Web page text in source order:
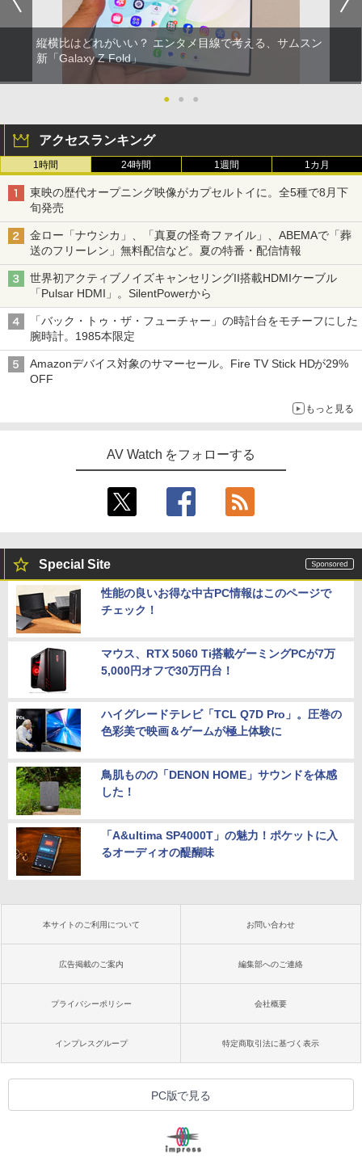
縦横比はどれがいい？ エンタメ目線で考える、サムスン
新「Galaxy Z Fold」
● ● ●
アクセスランキング
1時間 24時間 1週間 1カ月
東映の歴代オープニング映像がカプセルトイに。全5種で8月下
旬発売
金ロー「ナウシカ」、「真夏の怪奇ファイル」、ABEMAで「葬
送のフリーレン」無料配信など。夏の特番・配信情報
世界初アクティブノイズキャンセリングII搭載HDMIケーブル
「Pulsar HDMI」。SilentPowerから
「バック・トゥ・ザ・フューチャー」の時計台をモチーフにした
腕時計。1985本限定
Amazonデバイス対象のサマーセール。Fire TV Stick HDが29%
OFF
もっと見る
AV Watch をフォローする
Special Site
性能の良いお得な中古PC情報はこのページで
チェック！
マウス、RTX 5060 Ti搭載ゲーミングPCが7万
5,000円オフで30万円台！
ハイグレードテレビ「TCL Q7D Pro」。圧巻の
色彩美で映画＆ゲームが極上体験に
鳥肌ものの「DENON HOME」サウンドを体感
した！
「A&ultima SP4000T」の魅力！ポケットに入
るオーディオの醍醐味
本サイトのご利用について お問い合わせ
広告掲載のご案内 編集部へのご連絡
プライバシーポリシー 会社概要
インプレスグループ 特定商取引法に基づく表示
PC版で見る